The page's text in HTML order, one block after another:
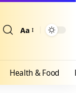
Aa
Health & Food